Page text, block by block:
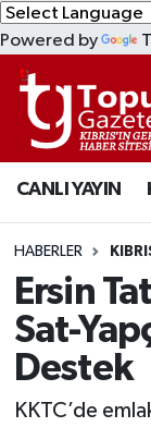
Powered by
CANLI YAYIN
HABERLER
Ersin
Sat-
Destek
KKTC’de
KIBRIS
DÜNYA
EKONOMİ
MAGAZİN
SAĞLIK
SPOR
Lefkoşa
Lefkoşa
Lefkoşa
Süper Lig
Tüm
Son
Haber